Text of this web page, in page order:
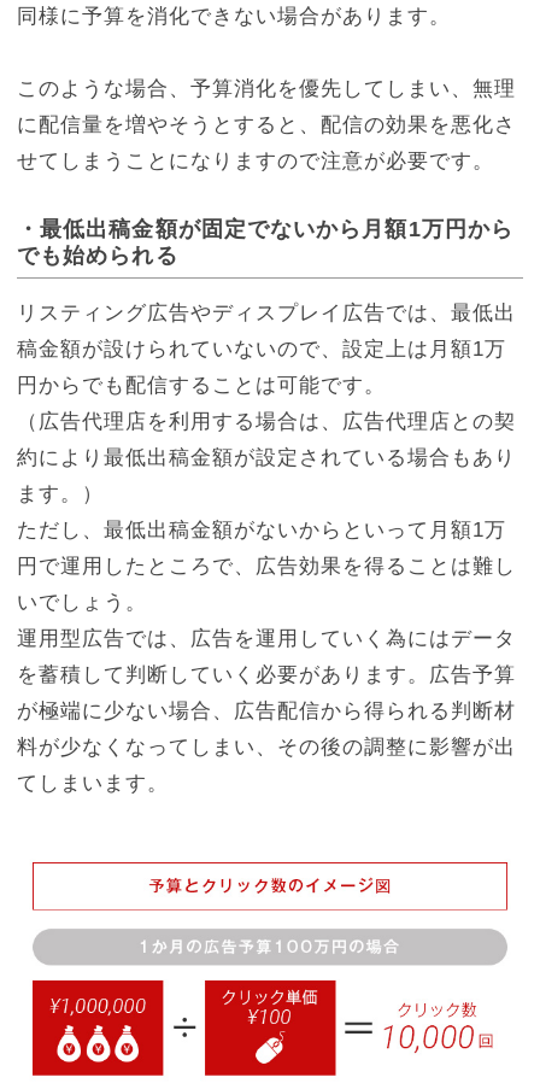
同様に予算を消化できない場合があります。
このような場合、予算消化を優先してしまい、無理
に配信量を増やそうとすると、配信の効果を悪化さ
せてしまうことになりますので注意が必要です。
・最低出稿金額が固定でないから月額1万円から
でも始められる
リスティング広告やディスプレイ広告では、最低出
稿金額が設けられていないので、設定上は月額1万
円からでも配信することは可能です。
（広告代理店を利用する場合は、広告代理店との契
約により最低出稿金額が設定されている場合もあり
ます。）
ただし、最低出稿金額がないからといって月額1万
円で運用したところで、広告効果を得ることは難し
いでしょう。
運用型広告では、広告を運用していく為にはデータ
を蓄積して判断していく必要があります。広告予算
が極端に少ない場合、広告配信から得られる判断材
料が少なくなってしまい、その後の調整に影響が出
てしまいます。